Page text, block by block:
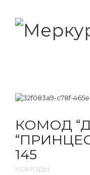
КОМОД
145
КОМОДЫ